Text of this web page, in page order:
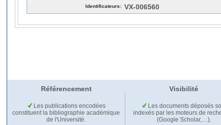
Identificateurs: VX-006560
Référencement Visibilité
Les publications encodées
constituent la bibliographie académique
de l'Université.
Les documents déposés
indexés par les moteurs de
(Google Scholar,…).